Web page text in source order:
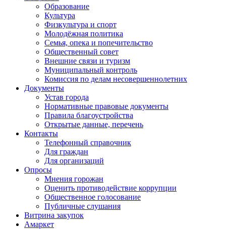
Образование
Культура
Физкультура и спорт
Молодёжная политика
Семья, опека и попечительство
Общественный совет
Внешние связи и туризм
Муниципальный контроль
Комиссия по делам несовершеннолетних
Документы
Устав города
Нормативные правовые документы
Правила благоустройства
Открытые данные, перечень
Контакты
Телефонный справочник
Для граждан
Для организаций
Опросы
Мнения горожан
Оценить противодействие коррупции
Общественное голосование
Публичные слушания
Витрина закупок
Амаркет